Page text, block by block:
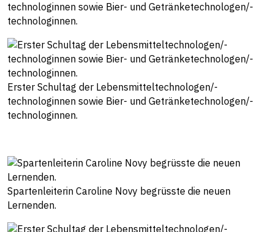
technologinnen sowie Bier- und Getränketechnologen/-
technologinnen.
Erster Schultag der Lebensmitteltechnologen/-
technologinnen sowie Bier- und Getränketechnologen/-
technologinnen.
Spartenleiterin Caroline Novy begrüsste die neuen
Lernenden.